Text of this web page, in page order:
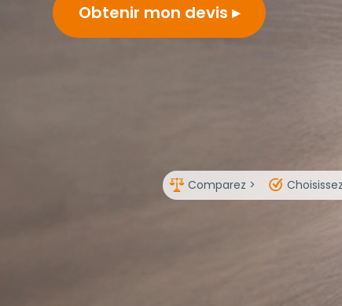
Obtenir mon devis
Comparez >